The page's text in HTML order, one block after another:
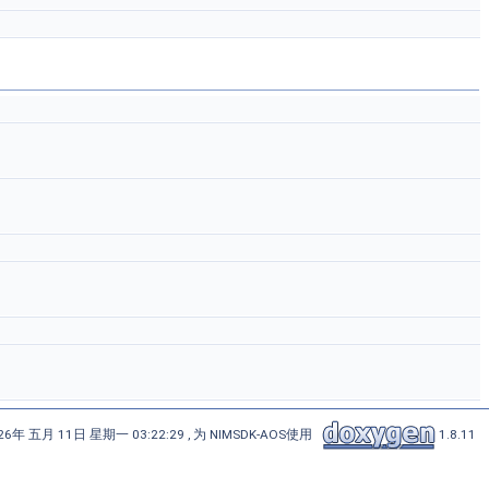
年 五月 11日 星期一 03:22:29 , 为 NIMSDK-AOS使用 1.8.11